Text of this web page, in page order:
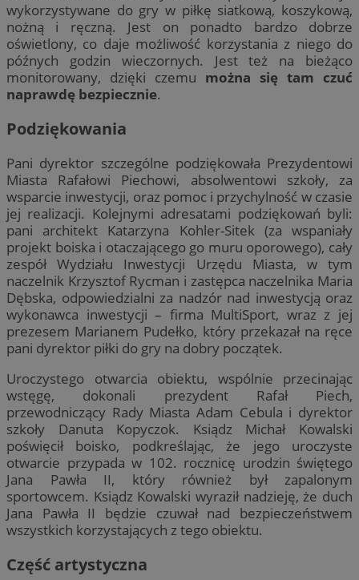
wykorzystywane do gry w piłkę siatkową, koszykową,
nożną i ręczną. Jest on ponadto bardzo dobrze
oświetlony, co daje możliwość korzystania z niego do
późnych godzin wieczornych. Jest też na bieżąco
monitorowany, dzięki czemu można się tam czuć
naprawdę bezpiecznie.
Podziękowania
Pani dyrektor szczególne podziękowała Prezydentowi
Miasta Rafałowi Piechowi, absolwentowi szkoły, za
wsparcie inwestycji, oraz pomoc i przychylność w czasie
jej realizacji. Kolejnymi adresatami podziękowań byli:
pani architekt Katarzyna Kohler-Sitek (za wspaniały
projekt boiska i otaczającego go muru oporowego), cały
zespół Wydziału Inwestycji Urzędu Miasta, w tym
naczelnik Krzysztof Rycman i zastępca naczelnika Maria
Dębska, odpowiedzialni za nadzór nad inwestycją oraz
wykonawca inwestycji – firma MultiSport, wraz z jej
prezesem Marianem Pudełko, który przekazał na ręce
pani dyrektor piłki do gry na dobry początek.
Uroczystego otwarcia obiektu, wspólnie przecinając
wstęgę, dokonali prezydent Rafał Piech,
przewodniczący Rady Miasta Adam Cebula i dyrektor
szkoły Danuta Kopyczok. Ksiądz Michał Kowalski
poświęcił boisko, podkreślając, że jego uroczyste
otwarcie przypada w 102. rocznicę urodzin świętego
Jana Pawła II, który również był zapalonym
sportowcem. Ksiądz Kowalski wyraził nadzieję, że duch
Jana Pawła II będzie czuwał nad bezpieczeństwem
wszystkich korzystających z tego obiektu.
Część artystyczna